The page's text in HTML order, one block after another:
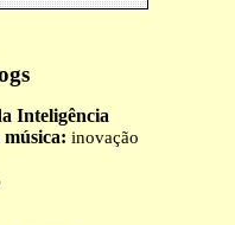
Inteligência
inovação